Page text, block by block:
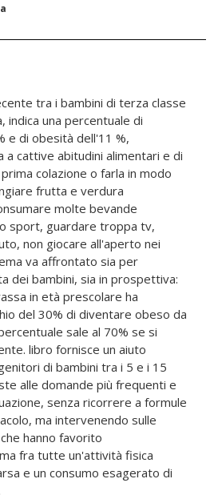
tra i bambini di terza classe
indica una percentuale di
e di obesità dell'11 %,
cattive abitudini alimentari e di
colazione o farla in modo
frutta e verdura
molte bevande
sport, guardare troppa tv,
non giocare all'aperto nei
va affrontato sia per
dei bambini, sia in prospettiva:
in età prescolare ha
del 30% di diventare obeso da
sale al 70% se si
libro fornisce un aiuto
di bambini tra i 5 e i 15
alle domande più frequenti e
senza ricorrere a formule
ma intervenendo sulle
hanno favorito
fra tutte un'attività fisica
e un consumo esagerato di